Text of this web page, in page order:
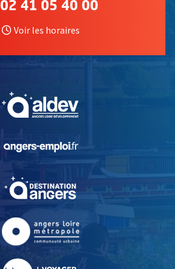
02 41 05 40 00
Voir les horaires
, Ouvre une nouvelle
, Ouvre une nouvelle